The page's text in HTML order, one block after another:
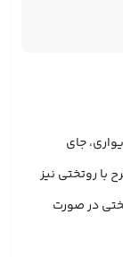
جای
با روتختی نیز
در صورت